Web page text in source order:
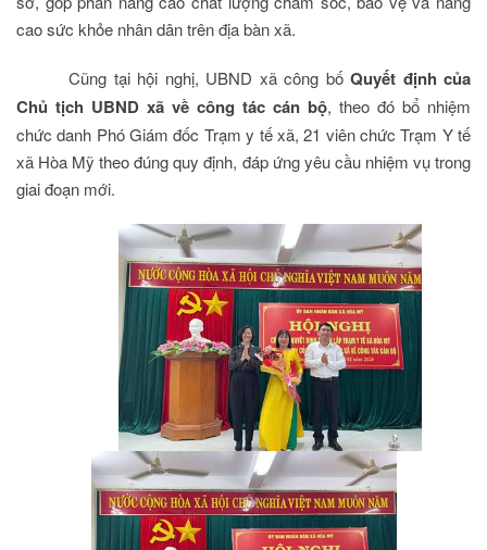
cao sức khỏe nhân dân trên địa bàn xã.
Cũng tại hội nghị, UBND xã công bố Quyết định của
Chủ tịch UBND xã về công tác cán bộ, theo đó bổ nhiệm
chức danh Phó Giám đốc Trạm y tế xã, 21 viên chức Trạm Y tế
xã Hòa Mỹ theo đúng quy định, đáp ứng yêu cầu nhiệm vụ trong
giai đoạn mới.